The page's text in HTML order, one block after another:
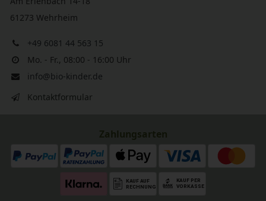
61273 Wehrheim
+49 6081 44 563 15
Mo. - Fr., 08:00 - 16:00 Uhr
info@bio-kinder.de
Kontaktformular
Zahlungsarten